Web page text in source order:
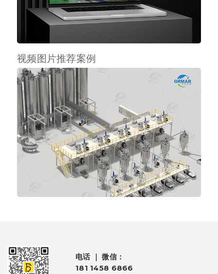
视频图片推荐案例
电话 ｜ 微信：
181 1458 6866